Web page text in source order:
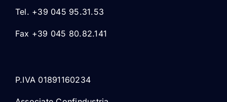
Tel. +39 045 95.31.53
Fax +39 045 80.82.141
P.IVA 01891160234